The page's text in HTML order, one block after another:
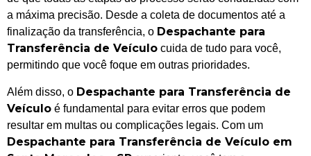
a máxima precisão. Desde a coleta de documentos até a
finalização da transferência, o Despachante para
Transferência de Veículo cuida de tudo para você,
permitindo que você foque em outras prioridades.
Além disso, o Despachante para Transferência de
Veículo é fundamental para evitar erros que podem
resultar em multas ou complicações legais. Com um
Despachante para Transferência de Veículo em